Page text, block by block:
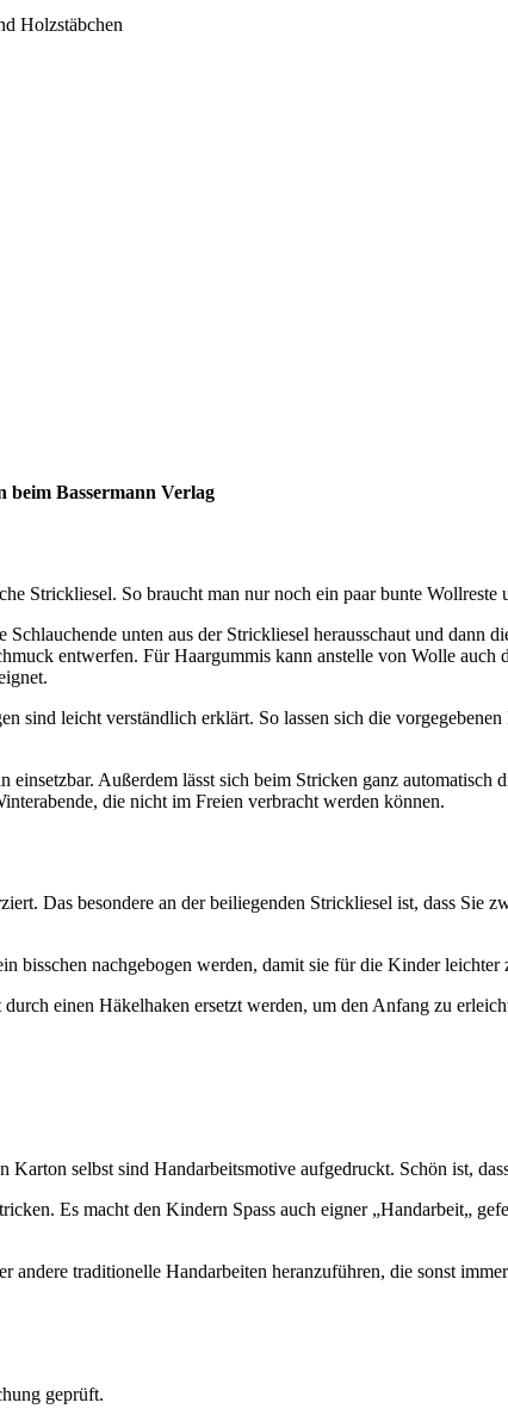
Holzstäbchen
beim Bassermann Verlag
Strickliesel. So braucht man nur noch ein paar bunte Wollreste
unten aus der Strickliesel herausschaut und dann
entwerfen. Für Haargummis kann anstelle von Wolle
leicht verständlich erklärt. So lassen sich die
Außerdem lässt sich beim Stricken ganz
die nicht im Freien verbracht werden können.
Das besondere an der beiliegenden Strickliesel ist, dass Sie
bisschen nachgebogen werden, damit sie für die Kinder leichter
einen Häkelhaken ersetzt werden, um den Anfang zu
selbst sind Handarbeitsmotive aufgedruckt. Schön ist,
Es macht den Kindern Spass auch eigner „Handarbeit„
traditionelle Handarbeiten heranzuführen, die sonst
geprüft.